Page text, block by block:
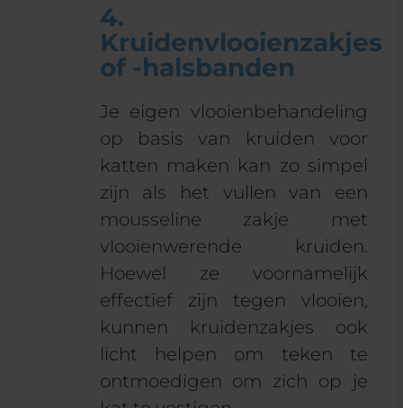
4.
Kruidenvlooienzakjes
of -halsbanden
Je eigen vlooienbehandeling
op basis van kruiden voor
katten maken kan zo simpel
zijn als het vullen van een
mousseline zakje met
vlooienwerende kruiden.
Hoewel ze voornamelijk
effectief zijn tegen vlooien,
kunnen kruidenzakjes ook
licht helpen om teken te
ontmoedigen om zich op je